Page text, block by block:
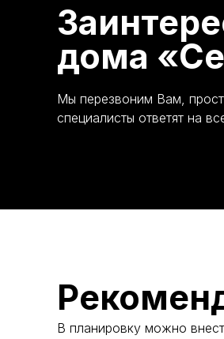
дома
Мы перезвоним Вам,
специалисты ответят на
В планировку можно